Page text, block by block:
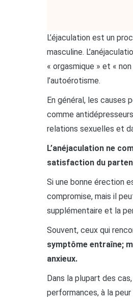
L’éjaculation est un
masculine.
« orgasmique » et «
l’autoérotisme.
En général, les causes
comme
relations sexuelles et
L’anéjaculation ne
satisfaction du
Si une bonne érection
compromise, mais il
supplémentaire et la
Souvent, ceux qui
symptôme entraîne;
anxieux.
Dans la plupart des
performances, à la